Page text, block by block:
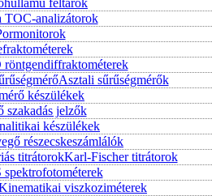
TOC-analizátorok
Asztali sűrűségmérők
készülékek
szakadás jelzők
készülékek
részecskeszámlálók
titrátorokKarl-Fischer titrátorok
viszkoziméterek